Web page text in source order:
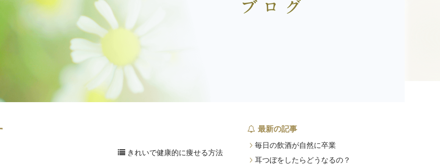
きれいで健康的に痩せる方法
最新の記事
毎日の飲酒が自然に卒業
耳つぼをしたらどうなるの？